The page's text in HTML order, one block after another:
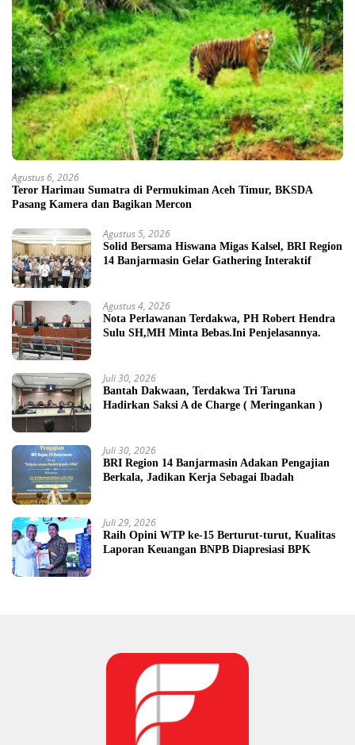
Agustus 6, 2026
Teror Harimau Sumatra di Permukiman Aceh Timur, BKSDA
Pasang Kamera dan Bagikan Mercon
Agustus 5, 2026
Solid Bersama Hiswana Migas Kalsel, BRI Region
14 Banjarmasin Gelar Gathering Interaktif
Agustus 4, 2026
Nota Perlawanan Terdakwa, PH Robert Hendra
Sulu SH,MH Minta Bebas.Ini Penjelasannya.
Juli 30, 2026
Bantah Dakwaan, Terdakwa Tri Taruna
Hadirkan Saksi A de Charge ( Meringankan )
Juli 30, 2026
BRI Region 14 Banjarmasin Adakan Pengajian
Berkala, Jadikan Kerja Sebagai Ibadah
Juli 29, 2026
Raih Opini WTP ke-15 Berturut-turut, Kualitas
Laporan Keuangan BNPB Diapresiasi BPK